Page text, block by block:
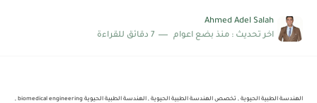
دليل الاختبارات المعملية للخرسانة PdfAhmed Adel Salah
اخر تحديث : منذ بضع اعوام 7 دقائق للقراءة
الهندسة الطبية الحيوية , تخصص الهندسة الطبية الحيوية , الهندسة الطبية الحيوية biomedical engineering ,